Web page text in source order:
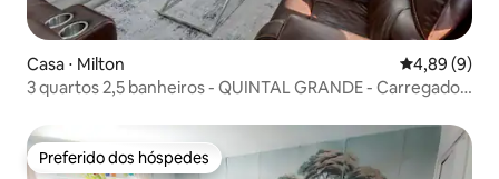
Casa ⋅ Milton 4,89 de uma
4,89 (9)
3 quartos 2,5 banheiros - QUINTAL GRANDE - Carregador
Preferido dos hóspedes
Preferido dos hóspedes